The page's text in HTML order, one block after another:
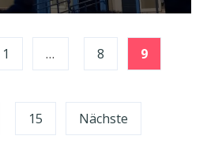
1 … 8 9
15 Nächste